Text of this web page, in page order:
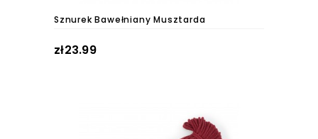
Sznurek Bawełniany Musztarda
zł23.99